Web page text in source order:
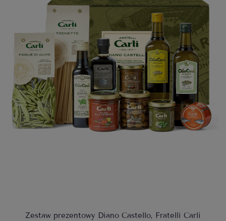
Zestaw prezentowy Diano Castello, Fratelli Carli